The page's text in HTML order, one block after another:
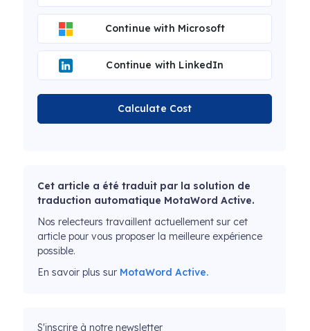
Continue with Microsoft
Continue with LinkedIn
Calculate Cost
Cet article a été traduit par la solution de
traduction automatique MotaWord Active.
Nos relecteurs travaillent actuellement sur cet
article pour vous proposer la meilleure expérience
possible.
En savoir plus sur MotaWord Active.
S'inscrire à notre newsletter